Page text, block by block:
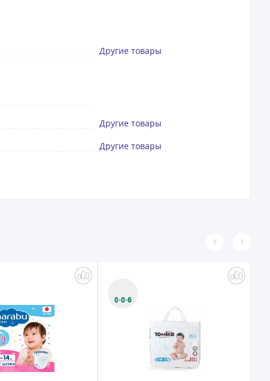
Другие товары
Другие товары
Другие товары
0·0·6